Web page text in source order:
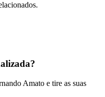
Amato e tire as suas